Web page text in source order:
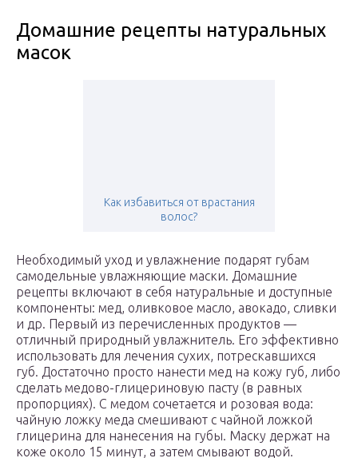
Домашние рецепты натуральных
масок
Как избавиться от врастания
волос?
Необходимый уход и увлажнение подарят губам
самодельные увлажняющие маски. Домашние
рецепты включают в себя натуральные и доступные
компоненты: мед, оливковое масло, авокадо, сливки
и др. Первый из перечисленных продуктов —
отличный природный увлажнитель. Его эффективно
использовать для лечения сухих, потрескавшихся
губ. Достаточно просто нанести мед на кожу губ, либо
сделать медово-глицериновую пасту (в равных
пропорциях). С медом сочетается и розовая вода:
чайную ложку меда смешивают с чайной ложкой
глицерина для нанесения на губы. Маску держат на
коже около 15 минут, а затем смывают водой.